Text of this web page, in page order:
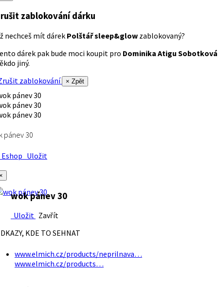
zablokování dárku
nechceš mít dárek Polštář sleep&glow zablokovaný?
dárek pak bude moci koupit pro Dominika Atigu Sobotková
jiný.
zablokování
× Zpět
pánev 30
Uložit
wok pánev 30
Uložit Zavřít
KDE TO SEHNAT
www.elmich.cz/products/neprilnava…
www.elmich.cz/products…